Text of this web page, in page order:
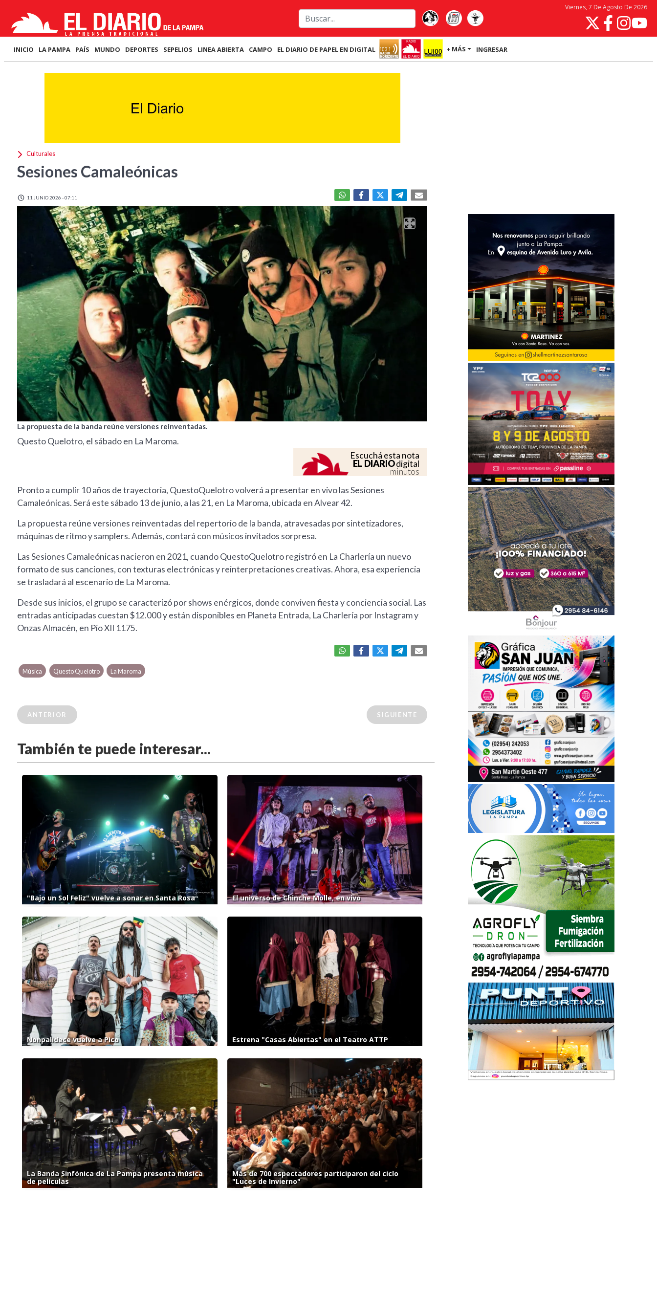
Viernes, 7 De Agosto De 2026
INICIO LA PAMPA PAÍS MUNDO DEPORTES SEPELIOS LINEA ABIERTA CAMPO EL DIARIO DE PAPEL EN DIGITAL + MÁS INGRESAR
Culturales
Sesiones Camaleónicas
11 JUNIO 2026 - 07:11
La propuesta de la banda reúne versiones reinventadas.
Questo Quelotro, el sábado en La Maroma.
Escuchá esta nota
EL DIARIOdigital
minutos
Pronto a cumplir 10 años de trayectoria, QuestoQuelotro volverá a presentar en vivo las Sesiones
Camaleónicas. Será este sábado 13 de junio, a las 21, en La Maroma, ubicada en Alvear 42.
La propuesta reúne versiones reinventadas del repertorio de la banda, atravesadas por sintetizadores,
máquinas de ritmo y samplers. Además, contará con músicos invitados sorpresa.
Las Sesiones Camaleónicas nacieron en 2021, cuando QuestoQuelotro registró en La Charlería un nuevo
formato de sus canciones, con texturas electrónicas y reinterpretaciones creativas. Ahora, esa experiencia
se trasladará al escenario de La Maroma.
Desde sus inicios, el grupo se caracterizó por shows enérgicos, donde conviven fiesta y conciencia social. Las
entradas anticipadas cuestan $12.000 y están disponibles en Planeta Entrada, La Charlería por Instagram y
Onzas Almacén, en Pío XII 1175.
Música Questo Quelotro La Maroma
ANTERIOR SIGUIENTE
También te puede interesar...
"Bajo un Sol Feliz" vuelve a sonar en Santa Rosa El universo de Chinche Molle, en vivo
Nonpalidece vuelve a Pico Estrena "Casas Abiertas" en el Teatro ATTP
La Banda Sinfónica de La Pampa presenta música
de películas
Más de 700 espectadores participaron del ciclo
"Luces de Invierno"